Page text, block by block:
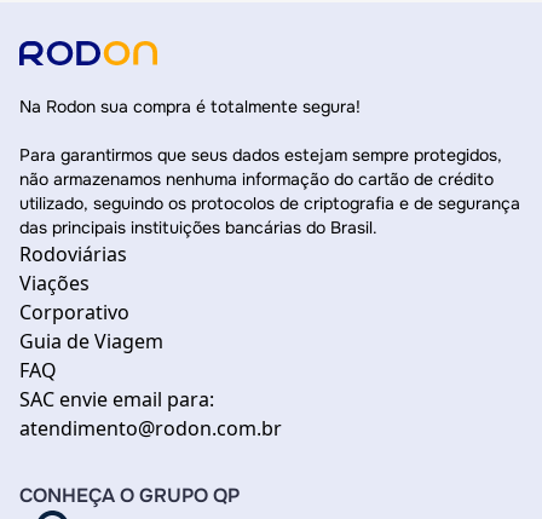
Na Rodon sua compra é totalmente segura!
Para garantirmos que seus dados estejam sempre protegidos,
não armazenamos nenhuma informação do cartão de crédito
utilizado, seguindo os protocolos de criptografia e de segurança
das principais instituições bancárias do Brasil.
Rodoviárias
Viações
Corporativo
Guia de Viagem
FAQ
SAC envie email para:
atendimento@rodon.com.br
CONHEÇA O GRUPO QP